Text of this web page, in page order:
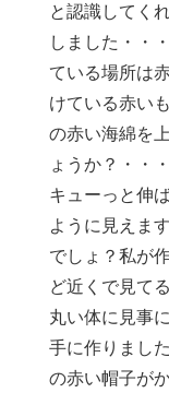
と認識してく
しました・・
ている場所は
けている赤い
の赤い海綿を
ょうか？・・
キューっと伸
ように見えま
でしょ？私が
ど近くで見て
丸い体に見事
手に作りまし
の赤い帽子が